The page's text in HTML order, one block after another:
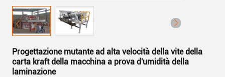
Progettazione mutante ad alta velocità della vite della
carta kraft della macchina a prova d'umidità della
laminazione